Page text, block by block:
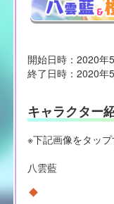
開始日時：2020年
終了日時：2020年
キャラクター
※下記画像をタップ
八雲藍